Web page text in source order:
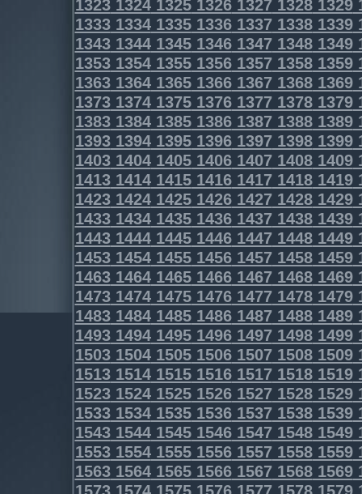
1323132413251326132713281329
1333133413351336133713381339
1343134413451346134713481349
1353135413551356135713581359
1363136413651366136713681369
1373137413751376137713781379
1383138413851386138713881389
1393139413951396139713981399
1403140414051406140714081409
1413141414151416141714181419
1423142414251426142714281429
1433143414351436143714381439
1443144414451446144714481449
1453145414551456145714581459
1463146414651466146714681469
1473147414751476147714781479
1483148414851486148714881489
1493149414951496149714981499
1503150415051506150715081509
1513151415151516151715181519
1523152415251526152715281529
1533153415351536153715381539
1543154415451546154715481549
1553155415551556155715581559
1563156415651566156715681569